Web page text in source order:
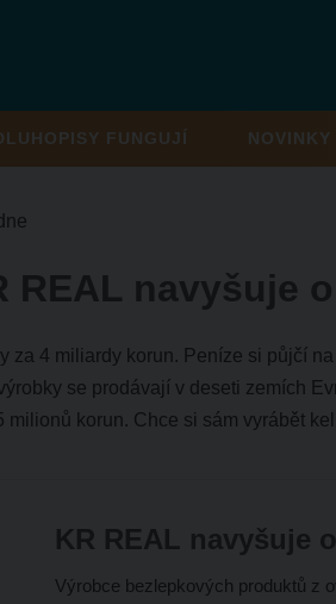
FUNGUJÍ
REAL navyšuje
za 4 miliardy korun. Peníze si půjčí
se prodávají v deseti zemích
korun. Chce si sám vyrábět
KR REAL navyšuje
Výrobce bezlepkových produktů z